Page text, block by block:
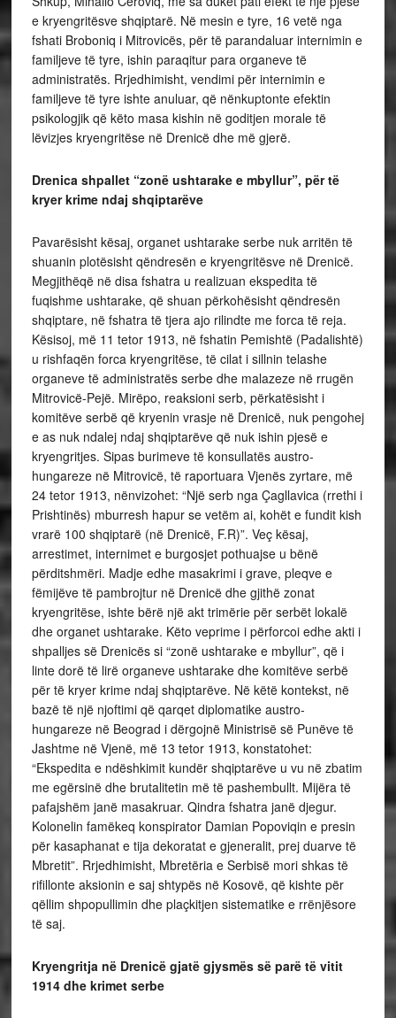
e kryengritësve shqiptarë. Në mesin e tyre, 16 vetë nga
fshati Broboniq i Mitrovicës, për të parandaluar internimin e
familjeve të tyre, ishin paraqitur para organeve të
administratës. Rrjedhimisht, vendimi për internimin e
familjeve të tyre ishte anuluar, që nënkuptonte efektin
psikologjik që këto masa kishin në goditjen morale të
lëvizjes kryengritëse në Drenicë dhe më gjerë.
Drenica shpallet “zonë ushtarake e mbyllur”, për të
kryer krime ndaj shqiptarëve
Pavarësisht kësaj, organet ushtarake serbe nuk arritën të
shuanin plotësisht qëndresën e kryengritësve në Drenicë.
Megjithëqë në disa fshatra u realizuan ekspedita të
fuqishme ushtarake, që shuan përkohësisht qëndresën
shqiptare, në fshatra të tjera ajo rilindte me forca të reja.
Kësisoj, më 11 tetor 1913, në fshatin Pemishtë (Padalishtë)
u rishfaqën forca kryengritëse, të cilat i sillnin telashe
organeve të administratës serbe dhe malazeze në rrugën
Mitrovicë-Pejë. Mirëpo, reaksioni serb, përkatësisht i
komitëve serbë që kryenin vrasje në Drenicë, nuk pengohej
e as nuk ndalej ndaj shqiptarëve që nuk ishin pjesë e
kryengritjes. Sipas burimeve të konsullatës austro-
hungareze në Mitrovicë, të raportuara Vjenës zyrtare, më
24 tetor 1913, nënvizohet: “Një serb nga Çagllavica (rrethi i
Prishtinës) mburresh hapur se vetëm ai, kohët e fundit kish
vrarë 100 shqiptarë (në Drenicë, F.R)”. Veç kësaj,
arrestimet, internimet e burgosjet pothuajse u bënë
përditshmëri. Madje edhe masakrimi i grave, pleqve e
fëmijëve të pambrojtur në Drenicë dhe gjithë zonat
kryengritëse, ishte bërë një akt trimërie për serbët lokalë
dhe organet ushtarake. Këto veprime i përforcoi edhe akti i
shpalljes së Drenicës si “zonë ushtarake e mbyllur”, që i
linte dorë të lirë organeve ushtarake dhe komitëve serbë
për të kryer krime ndaj shqiptarëve. Në këtë kontekst, në
bazë të një njoftimi që qarqet diplomatike austro-
hungareze në Beograd i dërgojnë Ministrisë së Punëve të
Jashtme në Vjenë, më 13 tetor 1913, konstatohet:
“Ekspedita e ndëshkimit kundër shqiptarëve u vu në zbatim
me egërsinë dhe brutalitetin më të pashembullt. Mijëra të
pafajshëm janë masakruar. Qindra fshatra janë djegur.
Kolonelin famëkeq konspirator Damian Popoviqin e presin
për kasaphanat e tija dekoratat e gjeneralit, prej duarve të
Mbretit”. Rrjedhimisht, Mbretëria e Serbisë mori shkas të
rifillonte aksionin e saj shtypës në Kosovë, që kishte për
qëllim shpopullimin dhe plaçkitjen sistematike e rrënjësore
të saj.
Kryengritja në Drenicë gjatë gjysmës së parë të vitit
1914 dhe krimet serbe